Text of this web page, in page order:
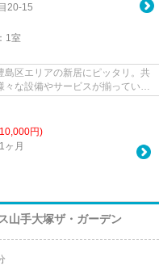
20-15
1室
島区エリアの新居にピッタリ。共
な設備やサービスが揃っている
円)
ヶ月
山手大塚ザ・ガーデン